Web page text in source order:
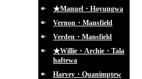
★Manuel・Hoyungwa
Vernon・Mansfield
Verden・Mansfield
★Willie・Archie・Tala
haftewa
Harvey・Quanimptew